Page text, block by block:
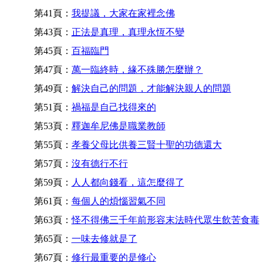
第41頁： 我提議，大家在家裡念佛
第43頁： 正法是真理，真理永恆不變
第45頁： 百福臨門
第47頁： 萬一臨終時，緣不殊勝怎麼辦？
第49頁： 解決自己的問題，才能解決親人的問題
第51頁： 禍福是自己找得來的
第53頁： 釋迦牟尼佛是職業教師
第55頁： 孝養父母比供養三賢十聖的功德還大
第57頁： 沒有德行不行
第59頁： 人人都向錢看，這怎麼得了
第61頁： 每個人的煩惱習氣不同
第63頁：怪不得佛三千年前形容末法時代眾生飲苦食毒
第65頁： 一味去修就是了
第67頁： 修行最重要的是修心